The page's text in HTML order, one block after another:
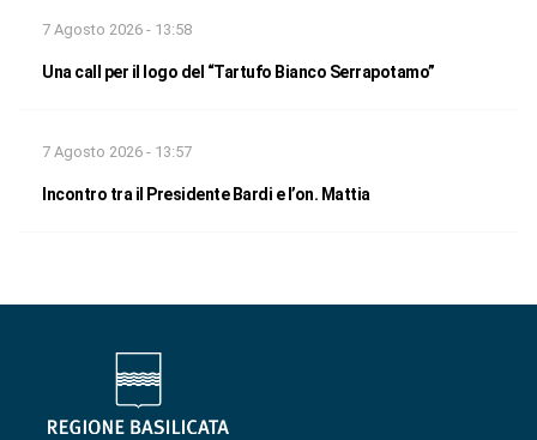
7 Agosto 2026 - 13:58
Una call per il logo del “Tartufo Bianco Serrapotamo”
7 Agosto 2026 - 13:57
Incontro tra il Presidente Bardi e l’on. Mattia